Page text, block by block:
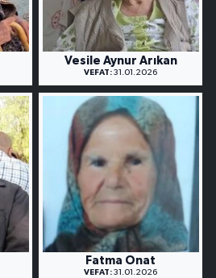
Vesile Aynur Arıkan
VEFAT: 31.01.2026
Fatma Onat
VEFAT: 31.01.2026